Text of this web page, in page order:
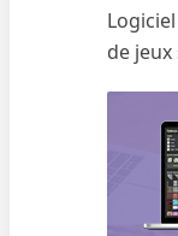
de jeux